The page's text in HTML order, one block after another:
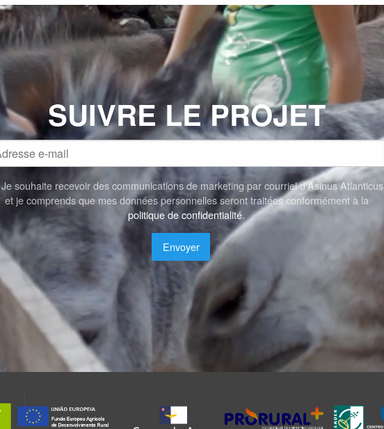
SUIVRE LE PROJET
Je souhaite recevoir des communications de marketing par courriel d'Asinus Atlanticus
et je comprends que mes données personnelles seront traitées conformément à la
politique de confidentialité.